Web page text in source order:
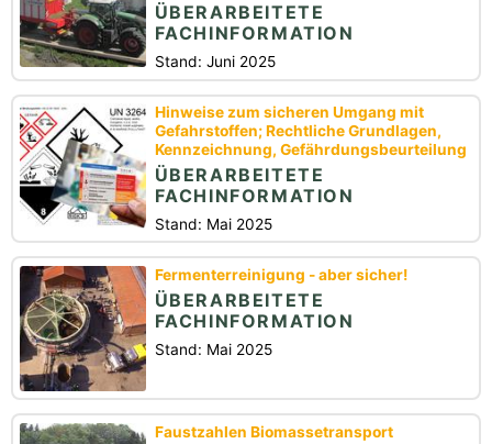
ÜBERARBEITETE
FACHINFORMATION
Stand: Juni 2025
Hinweise zum sicheren Umgang mit
Gefahrstoffen; Rechtliche Grundlagen,
Kennzeichnung, Gefährdungsbeurteilung
ÜBERARBEITETE
FACHINFORMATION
Stand: Mai 2025
Fermenterreinigung - aber sicher!
ÜBERARBEITETE
FACHINFORMATION
Stand: Mai 2025
Faustzahlen Biomassetransport